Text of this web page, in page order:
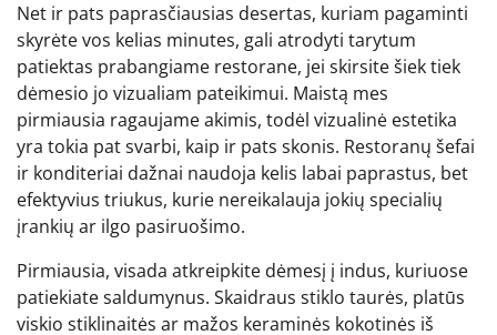
Net ir pats paprasčiausias desertas, kuriam pagaminti
skyrėte vos kelias minutes, gali atrodyti tarytum
patiektas prabangiame restorane, jei skirsite šiek tiek
dėmesio jo vizualiam pateikimui. Maistą mes
pirmiausia ragaujame akimis, todėl vizualinė estetika
yra tokia pat svarbi, kaip ir pats skonis. Restoranų šefai
ir konditeriai dažnai naudoja kelis labai paprastus, bet
efektyvius triukus, kurie nereikalauja jokių specialių
įrankių ar ilgo pasiruošimo.
Pirmiausia, visada atkreipkite dėmesį į indus, kuriuose
patiekiate saldumynus. Skaidraus stiklo taurės, platūs
viskio stiklinaitės ar mažos keraminės kokotinės iš